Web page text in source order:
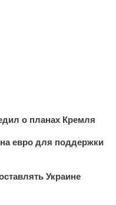
о планах Кремля
евро для поддержки
Украине